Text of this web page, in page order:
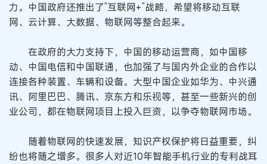
力。中国政府还推出了“互联网+”战略，希望将移动互联
网、云计算、大数据、物联网等整合起来。
在政府的大力支持下，中国的移动运营商，如中国移
动、中国电信和中国联通，也加强了与国内外企业的合作以
连接各种装置、车辆和设备。大型中国企业如华为、中兴通
讯、阿里巴巴、腾讯、京东方和乐视等，甚至一些新兴的创
业公司，都在物联网项目上投入巨资，以争夺物联网市场。
随着物联网的快速发展，知识产权保护将日益重要，纠
纷也将随之增多。很多人对近10年智能手机行业的专利战耳